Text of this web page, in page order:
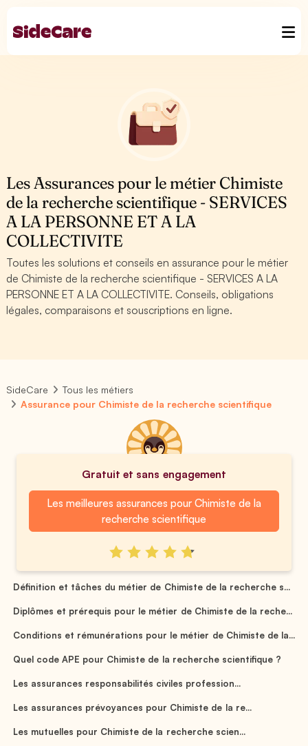
Les Assurances pour le métier Chimiste
de la recherche scientifique - SERVICES
A LA PERSONNE ET A LA
COLLECTIVITE
Toutes les solutions et conseils en assurance pour le métier
de Chimiste de la recherche scientifique - SERVICES A LA
PERSONNE ET A LA COLLECTIVITE. Conseils, obligations
légales, comparaisons et souscriptions en ligne.
SideCare
Tous les métiers
Assurance pour Chimiste de la recherche scientifique
Gratuit et sans engagement
Les meilleures assurances pour Chimiste de la
recherche scientifique
Définition et tâches du métier de Chimiste de la recherche s...
Diplômes et prérequis pour le métier de Chimiste de la reche...
Conditions et rémunérations pour le métier de Chimiste de la...
Quel code APE pour Chimiste de la recherche scientifique ?
Les assurances responsabilités civiles profession...
Les assurances prévoyances pour Chimiste de la re...
Les mutuelles pour Chimiste de la recherche scien...